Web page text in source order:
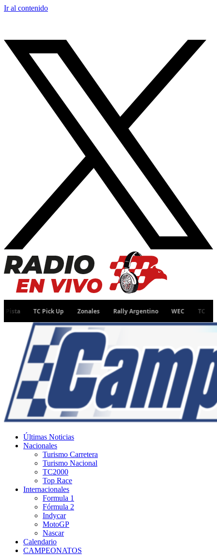
Ir al contenido
TC Pick Up Zonales Rally Argentino WEC TC Fórmula 1
Últimas Noticias
Nacionales
Turismo Carretera
Turismo Nacional
TC2000
Top Race
Internacionales
Formula 1
Fórmula 2
Indycar
MotoGP
Nascar
Calendario
CAMPEONATOS